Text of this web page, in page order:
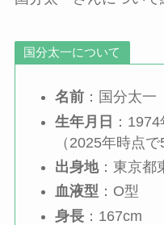
国分太一について
名前 ：国分太一
生年月日 ：
（2025年時点で
出身地：東京都
血液型 ：O型
身長 ：167cm